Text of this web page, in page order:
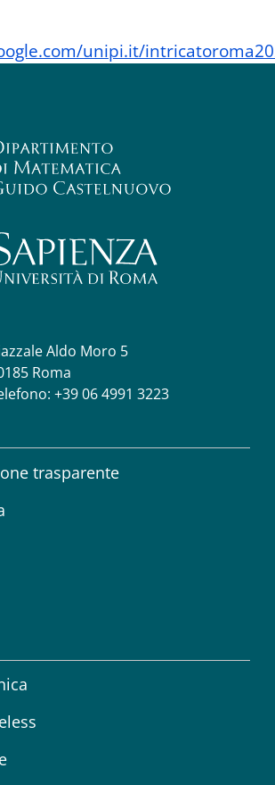
unipi.it/
Aldo Moro 5
Roma
+39 06 4991 3223
trasparente